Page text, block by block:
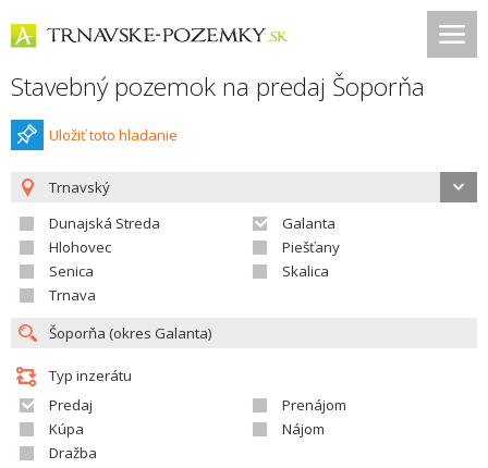
Stavebný pozemok na predaj Šoporňa
Uložiť toto hladanie
Trnavský
Dunajská Streda
Galanta
Hlohovec
Piešťany
Senica
Skalica
Trnava
Typ inzerátu
Predaj
Prenájom
Kúpa
Nájom
Dražba